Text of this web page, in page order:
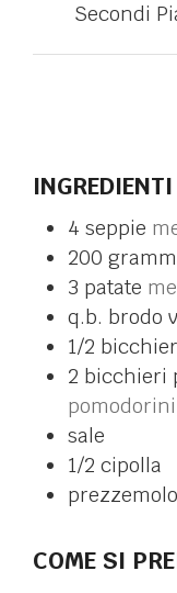
Secondi
INGREDIENTI
4 seppie
200
3 patate
q.b. brodo
1/2
2 bicchieri
sale
1/2 cipolla
prezzemolo
COME SI